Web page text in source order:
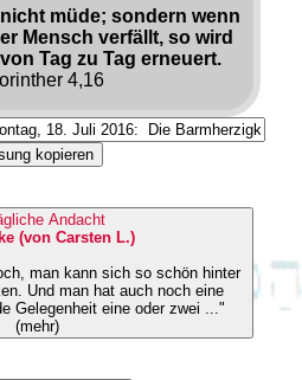
müde; sondern wenn
Mensch verfällt, so wird
Tag zu Tag erneuert.
4,16
kopieren
Andacht
(von Carsten L.)
man kann sich so schön hinter
eine
Gelegenheit eine oder zwei ..."
(mehr)